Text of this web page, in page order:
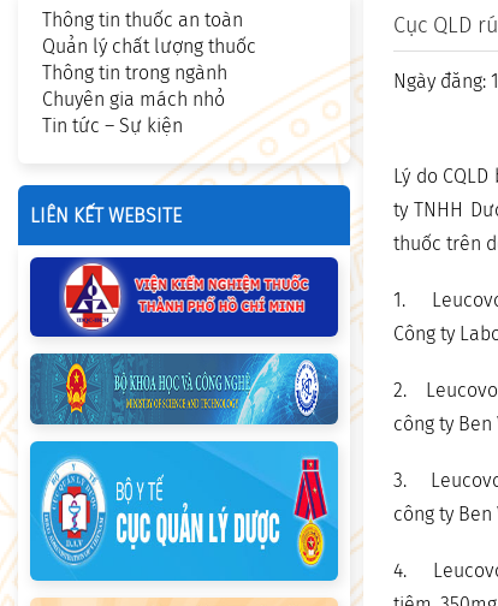
Cục QLD
Ngày đăng:
Lý do
ty TNHH
thuốc trên
1.
Công ty
2.
công ty
3.
công ty
4.
Thông tin thuốc an toàn
Quản lý chất lượng thuốc
Thông tin trong ngành
Chuyên gia mách nhỏ
Tin tức – Sự kiện
LIÊN KẾT WEBSITE